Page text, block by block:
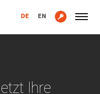
DE EN
Ihre